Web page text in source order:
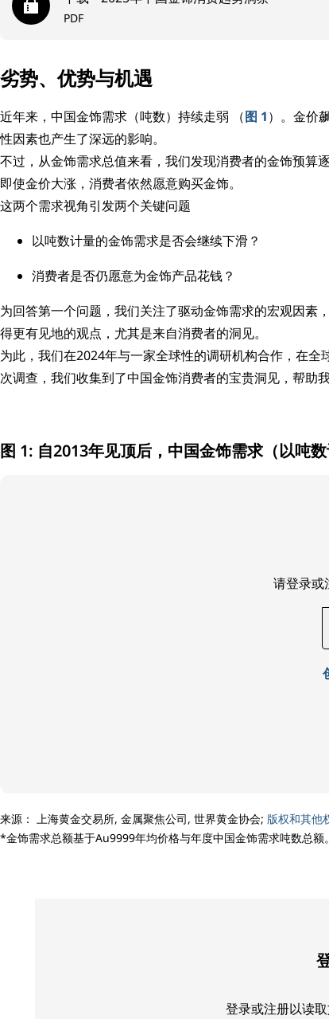
PDF
劣势、优势与机遇
近年来，中国金饰需求（吨数）持续走弱 （图 1）。金价
性因素也产生了深远的影响。
不过，从金饰需求总值来看，我们发现消费者的金饰预算
即使金价大涨，消费者依然愿意购买金饰。
这两个需求视角引发两个关键问题
以吨数计量的金饰需求是否会继续下滑？
消费者是否仍愿意为金饰产品花钱？
为回答第一个问题，我们关注了驱动金饰需求的宏观因素
得更有见地的观点，尤其是来自消费者的洞见。
为此，我们在2024年与一家全球性的调研机构合作，在
次调查，我们收集到了中国金饰消费者的宝贵洞见，帮助
图 1: 自2013年见顶后，中国金饰需求（以吨
请登录或
来源： 上海黄金交易所, 金属聚焦公司, 世界黄金协会; 版权和其他
*金饰需求总额基于Au9999年均价格与年度中国金饰需求吨数总额。
登录或注册以读